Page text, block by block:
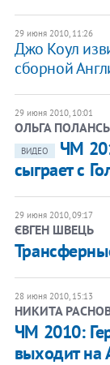
29 июня 2010, 11:26
Джо Коул
сборной
29 июня 2010, 10:01
ОЛЬГА
ВИДЕО
ЧМ
сыграет с
29 июня 2010, 09:17
ЄВГЕН ШВЕЦЬ
28 июня 2010, 15:13
НИКИТА
ЧМ 2010:
выходит на